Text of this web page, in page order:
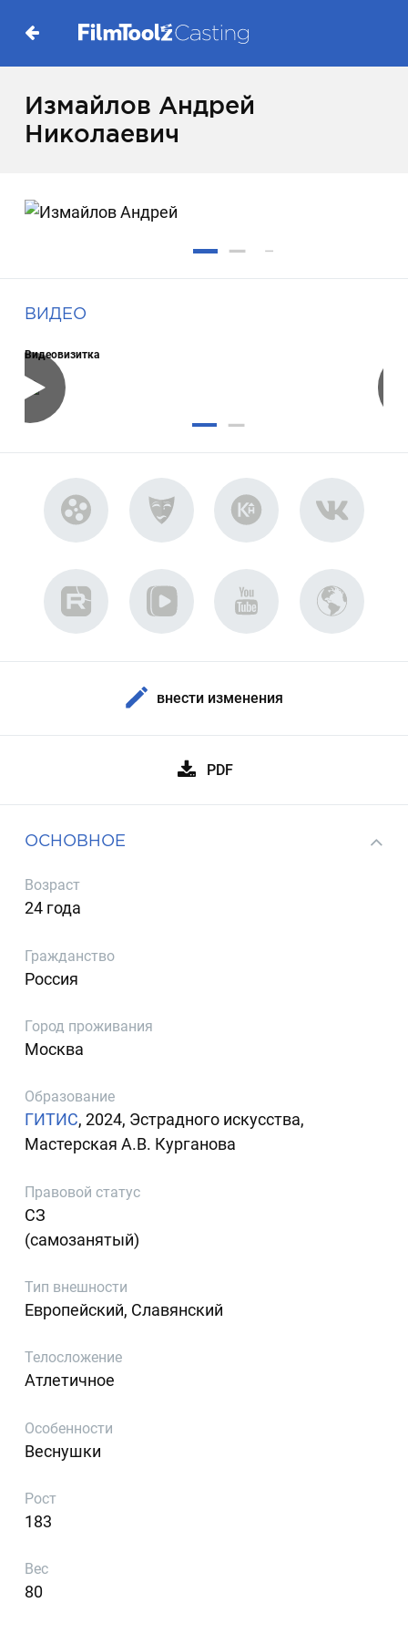
Измайлов Андрей
Николаевич
ВИДЕО
Видеовизитка
внести изменения
PDF
ОСНОВНОЕ
Возраст
24 года
Гражданство
Россия
Город проживания
Москва
Образование
ГИТИС, 2024, Эстрадного искусства,
Мастерская А.В. Курганова
Правовой статус
СЗ
(самозанятый)
Тип внешности
Европейский, Славянский
Телосложение
Атлетичное
Особенности
Веснушки
Рост
183
Вес
80